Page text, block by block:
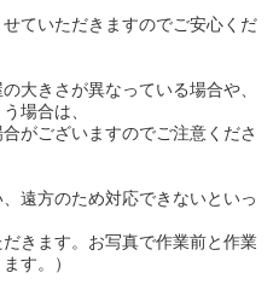
ていただきますのでご安心くだ
大きさが異なっている場合や、
場合は、
がございますのでご注意くださ
遠方のため対応できないといっ
きます。お写真で作業前と作業
す。）